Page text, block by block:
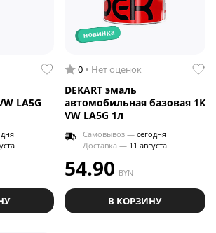
LA5G
новинка
0 Нет оценок
DEKART эмаль
автомобильная базовая 1K
VW LA5G 1л
Самовывоз — сегодня
Доставка — 11 августа
54.90 BYN
В КОРЗИНУ